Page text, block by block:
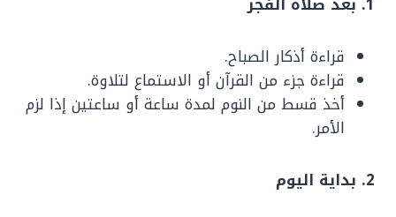
قراءة أذكار الصباح.
قراءة جزء من القرآن أو الاستماع لتلاوة.
أخذ قسط من النوم لمدة ساعة أو ساعتين إذا لزم
الأمر.
2. بداية اليوم